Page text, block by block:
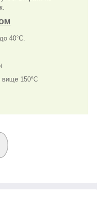
40°C.
вище 150°C